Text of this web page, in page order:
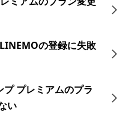
の登録に失敗
プレミアムのプラ
い